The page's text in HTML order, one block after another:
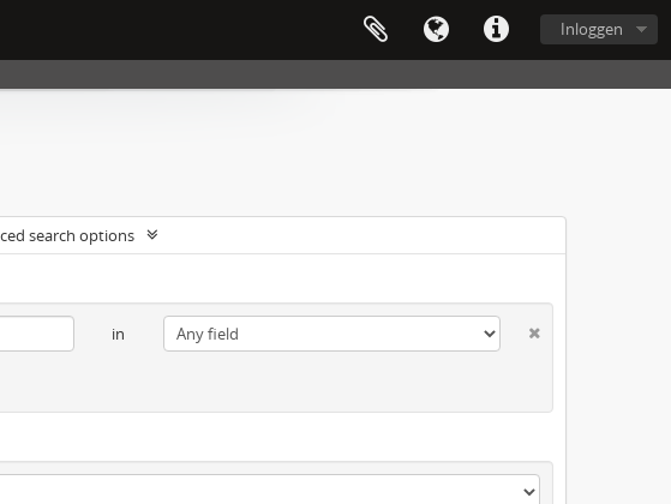
Inloggen
search options
in